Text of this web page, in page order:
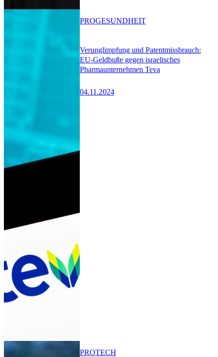
Verunglimpfung und Patentmissbrauch:
EU-Geldbuße gegen israelisches
Pharmaunternehmen Teva
04.11.2024
PROGESUNDHEIT
PROTECH